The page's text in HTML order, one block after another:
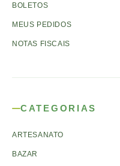
BOLETOS
MEUS PEDIDOS
NOTAS FISCAIS
CATEGORIAS
ARTESANATO
BAZAR